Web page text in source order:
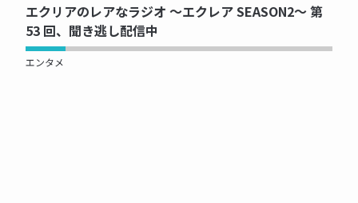
エクリアのレアなラジオ ～エクレア SEASON2～ 第
53 回、聞き逃し配信中
エンタメ